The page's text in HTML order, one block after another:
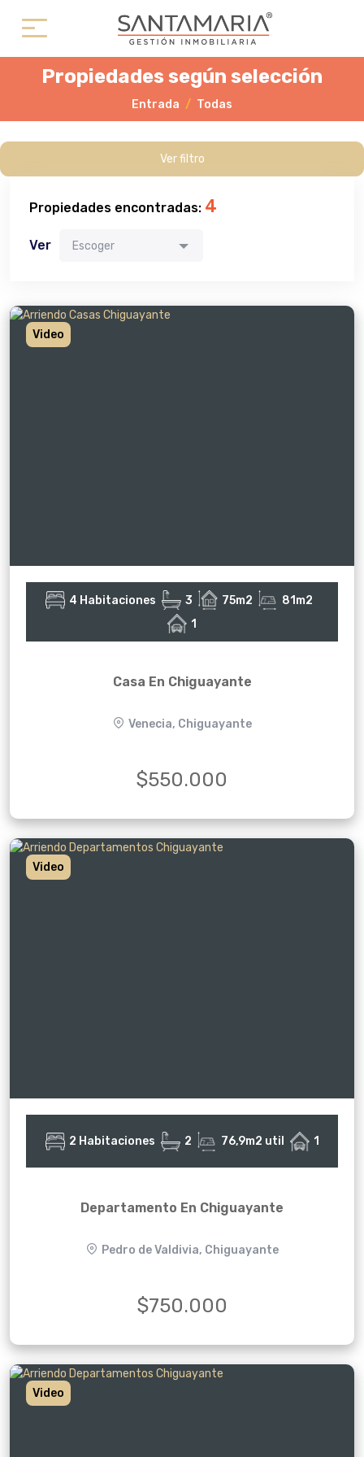
Propiedades según selección
Entrada Todas
Ver filtro
Propiedades encontradas: 4
Ver Escoger
Video
4 Habitaciones 3 75m2
81m2
1
Casa En Chiguayante
Venecia, Chiguayante
$550.000
Video
2 Habitaciones 2 76,9m2 util 1
Departamento En Chiguayante
Pedro de Valdivia, Chiguayante
$750.000
Video